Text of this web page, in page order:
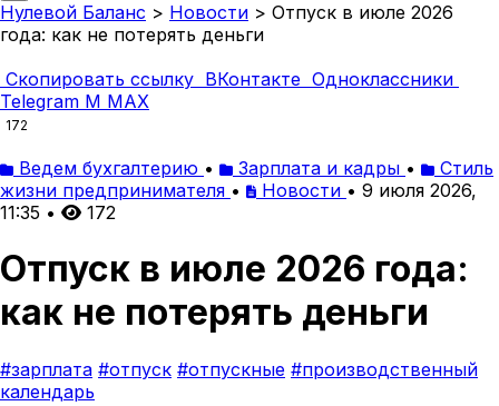
Нулевой Баланс > Новости > Отпуск в июле 2026
года: как не потерять деньги
Скопировать ссылку ВКонтакте Одноклассники
Telegram M MAX
172
Ведем бухгалтерию • Зарплата и кадры •
Стиль
жизни предпринимателя • Новости • 9 июля 2026,
11:35 • 172
Отпуск в июле 2026 года:
как не потерять деньги
#зарплата #отпуск #отпускные #производственный
календарь